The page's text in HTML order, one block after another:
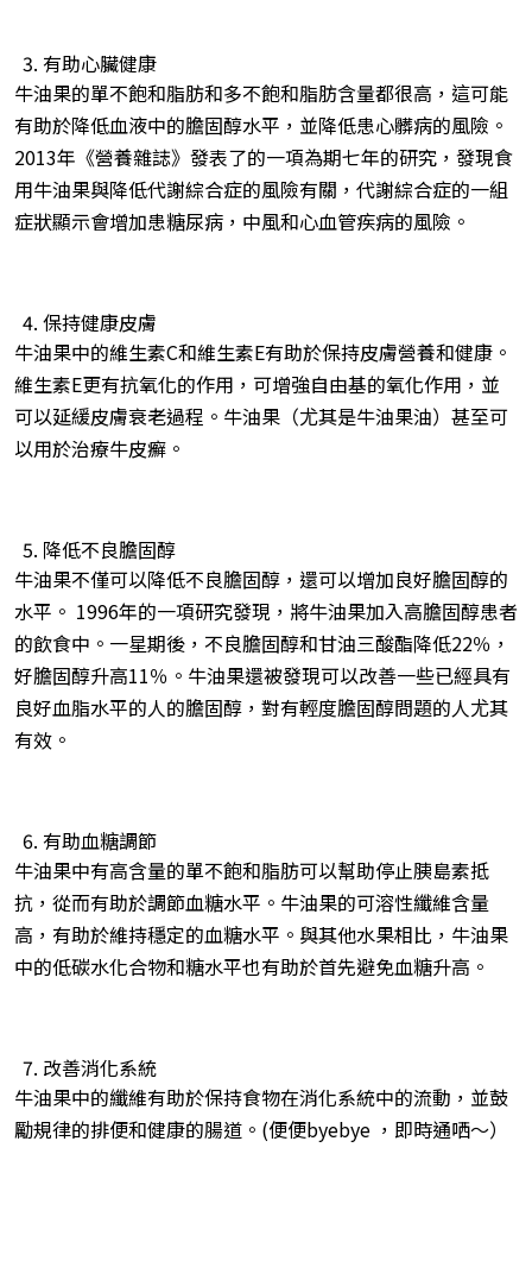
有助心臟健康
牛油果的單不飽和脂肪和多不飽和脂肪含量都很高，這可能
有助於降低血液中的膽固醇水平，並降低患心髒病的風險。
2013年《營養雜誌》發表了的一項為期七年的研究，發現食
用牛油果與降低代謝綜合症的風險有關，代謝綜合症的一組
症狀顯示會增加患糖尿病，中風和心血管疾病的風險。
保持健康皮膚
牛油果中的維生素C和維生素E有助於保持皮膚營養和健康。
維生素E更有抗氧化的作用，可增強自由基的氧化作用，並
可以延緩皮膚衰老過程。牛油果（尤其是牛油果油）甚至可
以用於治療牛皮癬。
降低不良膽固醇
牛油果不僅可以降低不良膽固醇，還可以增加良好膽固醇的
水平。 1996年的一項研究發現，將牛油果加入高膽固醇患者
的飲食中。一星期後，不良膽固醇和甘油三酸酯降低22％，
好膽固醇升高11％。牛油果還被發現可以改善一些已經具有
良好血脂水平的人的膽固醇，對有輕度膽固醇問題的人尤其
有效。
有助血糖調節
牛油果中有高含量的單不飽和脂肪可以幫助停止胰島素抵
抗，從而有助於調節血糖水平。牛油果的可溶性纖維含量
高，有助於維持穩定的血糖水平。與其他水果相比，牛油果
中的低碳水化合物和糖水平也有助於首先避免血糖升高。
改善消化系統
牛油果中的纖維有助於保持食物在消化系統中的流動，並鼓
勵規律的排便和健康的腸道。(便便byebye ，即時通哂～）